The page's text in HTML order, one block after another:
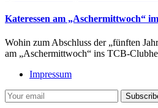
Kateressen am „Aschermittwoch“
Wohin zum Abschluss der „fünften
am „Aschermittwoch“ ins TCB-
Impressum